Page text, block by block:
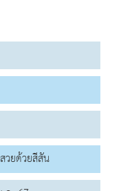
วยด้วยสีสัน